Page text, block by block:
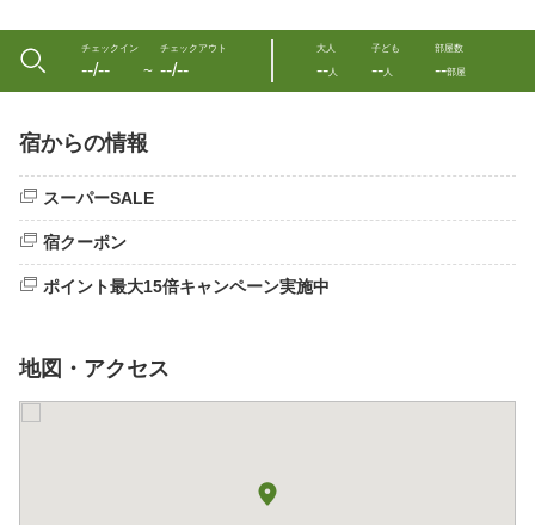
チェックイン
--/-- 〜
チェックアウト
--/--
大人
--人
子ども
--人
部屋数
--部屋
宿からの情報
スーパーSALE
宿クーポン
ポイント最大15倍キャンペーン実施中
地図・アクセス